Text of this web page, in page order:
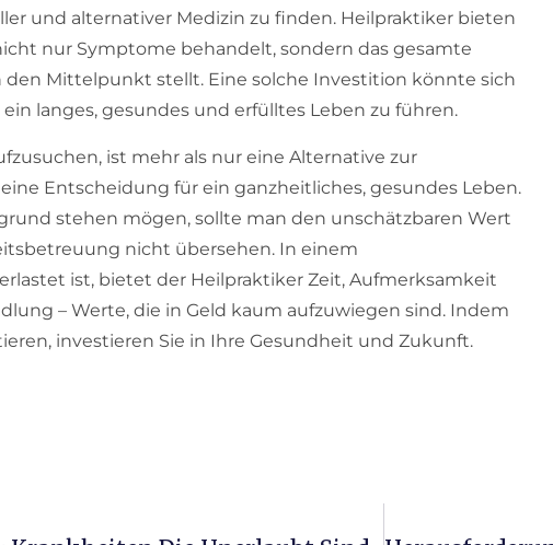
und alternativer Medizin zu finden. Heilpraktiker bieten
nur Symptome behandelt, sondern das gesamte
Mittelpunkt stellt. Eine solche Investition könnte sich
langes, gesundes und erfülltes Leben zu führen.
ist mehr als nur eine Alternative zur
Entscheidung für ein ganzheitliches, gesundes Leben.
stehen mögen, sollte man den unschätzbaren Wert
nicht übersehen. In einem
ist, bietet der Heilpraktiker Zeit, Aufmerksamkeit
– Werte, die in Geld kaum aufzuwiegen sind. Indem
investieren Sie in Ihre Gesundheit und Zukunft.